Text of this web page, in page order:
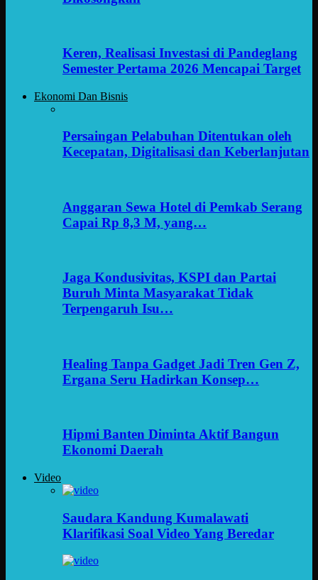
Keren, Realisasi Investasi di Pandeglang
Semester Pertama 2026 Mencapai Target
Ekonomi Dan Bisnis
Persaingan Pelabuhan Ditentukan oleh
Kecepatan, Digitalisasi dan Keberlanjutan
Anggaran Sewa Hotel di Pemkab Serang
Capai Rp 8,3 M, yang…
Jaga Kondusivitas, KSPI dan Partai
Buruh Minta Masyarakat Tidak
Terpengaruh Isu…
Healing Tanpa Gadget Jadi Tren Gen Z,
Ergana Seru Hadirkan Konsep…
Hipmi Banten Diminta Aktif Bangun
Ekonomi Daerah
Video
Saudara Kandung Kumalawati
Klarifikasi Soal Video Yang Beredar